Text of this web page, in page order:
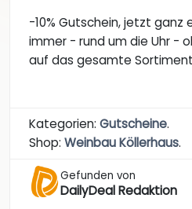
-10% Gutschein, jetzt ganz
immer - rund um die Uhr -
auf das gesamte
Kategorien: Gutscheine.
Shop: Weinbau Köllerhaus.
Gefunden von
DailyDeal Redaktion